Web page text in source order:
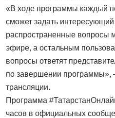
«В ходе программы каждый
сможет задать
распространенные вопросы
эфире, а остальным
вопросы ответят
по завершении программы»,
трансляции.
Программа
часов в официальных